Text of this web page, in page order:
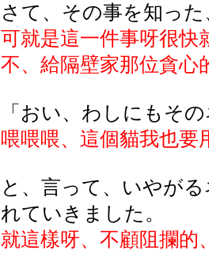
さて、その事を知っ
可就是這一件事呀很快
不、給隔壁家那位貪心
「おい、わしにもそ
喂喂喂、這個貓我也要
と、言って、いやが
れていきました。
就這樣呀、不顧阻攔的